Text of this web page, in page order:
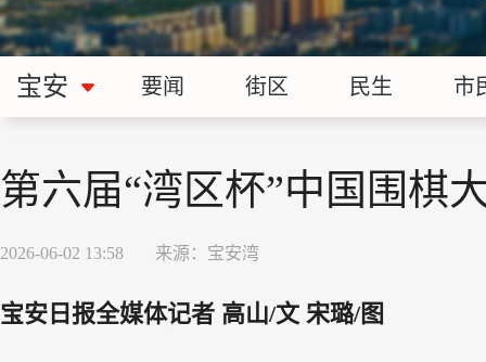
宝安 要闻 街区 民生 市
第六届“湾区杯”中国围棋
2026-06-02 13:58 来源： 宝安湾
宝安日报全媒体记者 高山/文 宋璐/图